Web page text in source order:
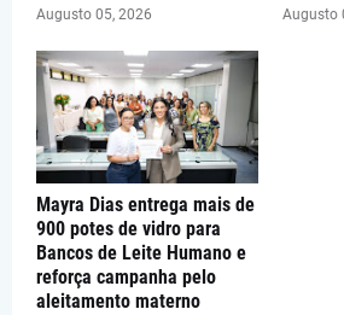
Augusto 05, 2026 Augusto
Mayra Dias entrega mais de
900 potes de vidro para
Bancos de Leite Humano e
reforça campanha pelo
aleitamento materno